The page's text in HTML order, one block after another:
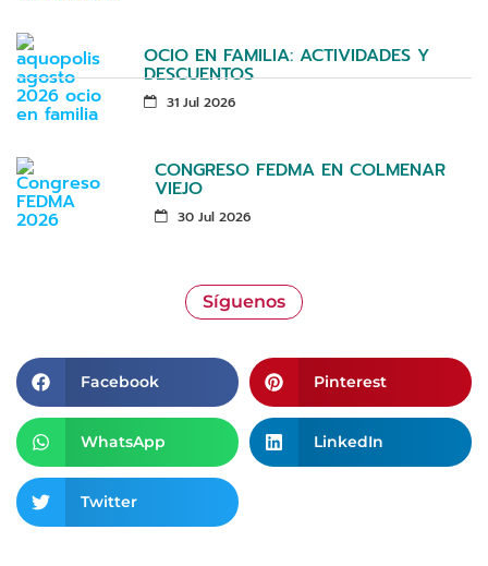
OCIO EN FAMILIA: ACTIVIDADES Y
DESCUENTOS
31 Jul 2026
CONGRESO FEDMA EN COLMENAR
VIEJO
30 Jul 2026
Síguenos
Facebook Pinterest
WhatsApp LinkedIn
Twitter